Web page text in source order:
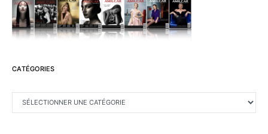
CATÉGORIES
CATÉGORIES